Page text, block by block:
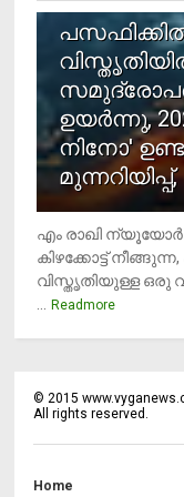
പസഫിക്കില്‍
ഉയര്‍ന്നു,
നിനോ'
എം രാഖി
കിഴക്കോട്ട്
വിസ്തൃതിയുള്ള ഒരു
... Readmore
©2015
All rights reserved.
Home